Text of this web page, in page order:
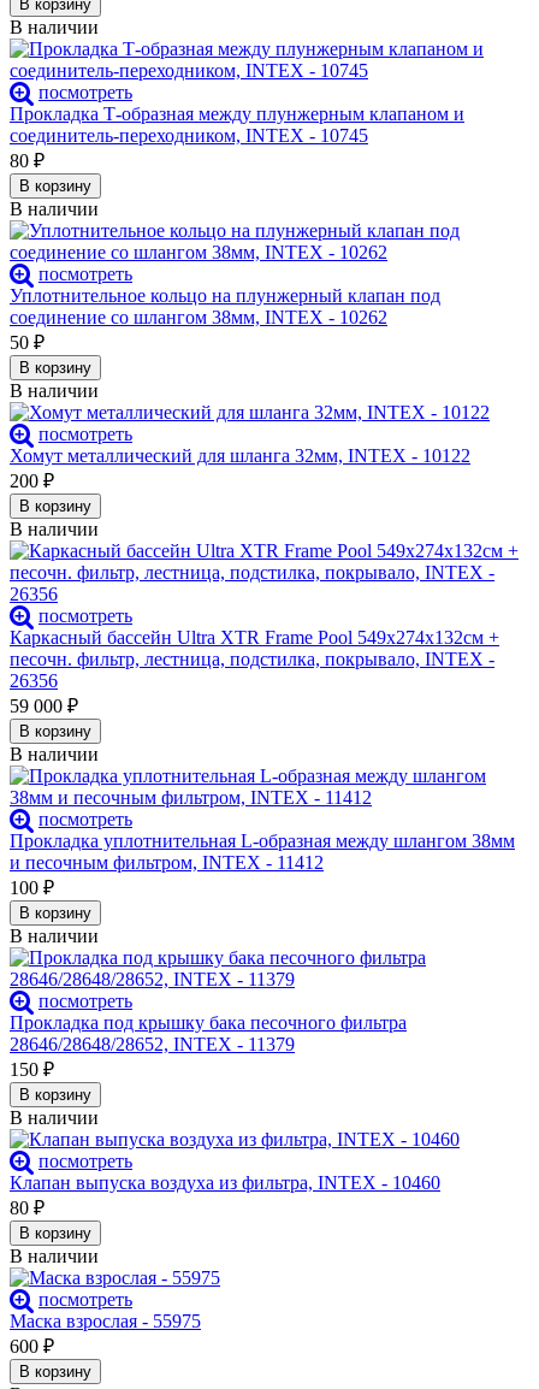
В корзину
В наличии
посмотреть
Прокладка Т-образная между плунжерным клапаном и
соединитель-переходником, INTEX - 10745
80 ₽
В корзину
В наличии
посмотреть
Уплотнительное кольцо на плунжерный клапан под
соединение со шлангом 38мм, INTEX - 10262
50 ₽
В корзину
В наличии
посмотреть
Хомут металлический для шланга 32мм, INTEX - 10122
200 ₽
В корзину
В наличии
посмотреть
Каркасный бассейн Ultra XTR Frame Pool 549х274х132см +
песочн. фильтр, лестница, подстилка, покрывало, INTEX -
26356
59 000 ₽
В корзину
В наличии
посмотреть
Прокладка уплотнительная L-образная между шлангом 38мм
и песочным фильтром, INTEX - 11412
100 ₽
В корзину
В наличии
посмотреть
Прокладка под крышку бака песочного фильтра
28646/28648/28652, INTEX - 11379
150 ₽
В корзину
В наличии
посмотреть
Клапан выпуска воздуха из фильтра, INTEX - 10460
80 ₽
В корзину
В наличии
посмотреть
Маска взрослая - 55975
600 ₽
В корзину